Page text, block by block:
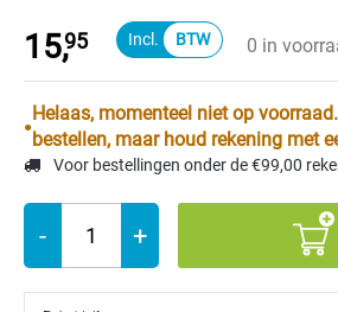
15,95 0 in
Helaas, momenteel niet op
bestellen, maar houd rekening met
Voor bestellingen onder de €99,00
- +